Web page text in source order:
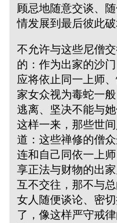
顾忌地随意交谈、
情发展到最后彼此破
不允许与这些尼僧
的：作为出家的沙
应将依止同一上师
家女众视为毒蛇一
逃离、坚决不能与她
这样一来，那些世
道：这些禅修的僧
连和自己同依一上
享正法与财物的出
互不交往，那不与
女人随便谈论、密
了，像这样严守戒